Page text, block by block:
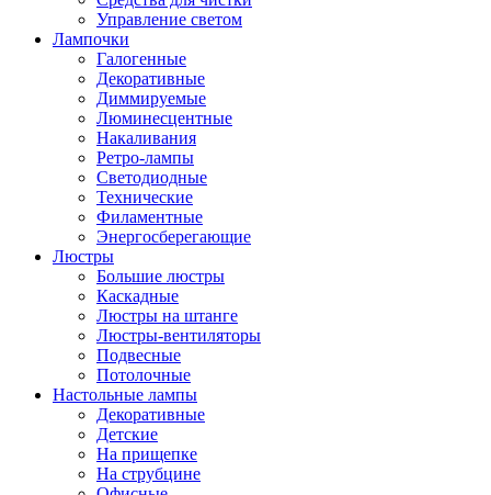
Управление светом
Лампочки
Галогенные
Декоративные
Диммируемые
Люминесцентные
Накаливания
Ретро-лампы
Светодиодные
Технические
Филаментные
Энергосберегающие
Люстры
Большие люстры
Каскадные
Люстры на штанге
Люстры-вентиляторы
Подвесные
Потолочные
Настольные лампы
Декоративные
Детские
На прищепке
На струбцине